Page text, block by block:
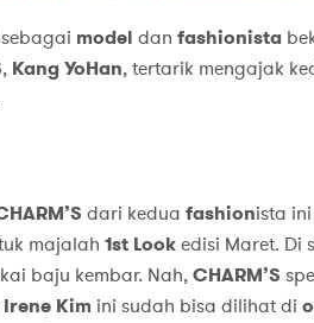
model dan fashionista
, Kang YoHan, tertarik mengajak
dari kedua fashionista
majalah 1st Lookedisi Maret. Di
baju kembar. Nah,CHARM’S
Irene Kim ini sudah bisa dilihat di